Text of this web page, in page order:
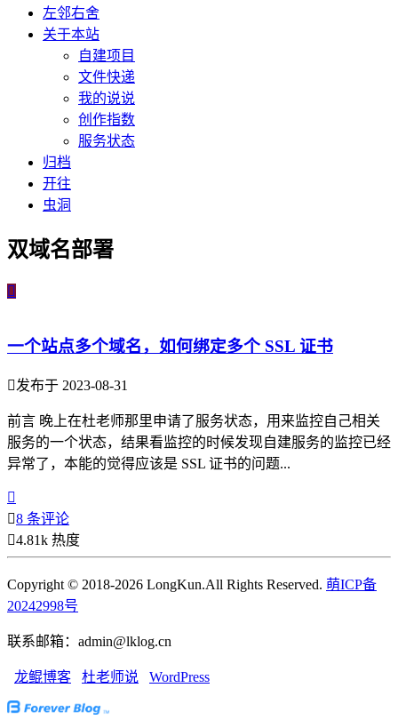
左邻右舍
关于本站
自建项目
文件快递
我的说说
创作指数
服务状态
归档
开往
虫洞
双域名部署

一个站点多个域名，如何绑定多个 SSL 证书
发布于 2023-08-31
前言 晚上在杜老师那里申请了服务状态，用来监控自己相关
服务的一个状态，结果看监控的时候发现自建服务的监控已经
异常了，本能的觉得应该是 SSL 证书的问题...

8 条评论
4.81k 热度
Copyright © 2018-2026 LongKun.All Rights Reserved. 萌ICP备
20242998号
联系邮箱：admin@lklog.cn
龙鲲博客 杜老师说 WordPress